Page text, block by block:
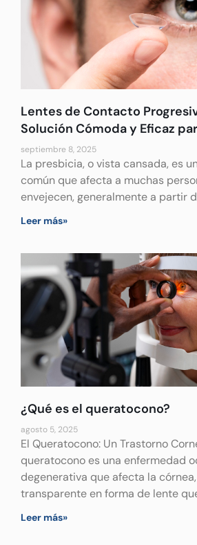
Lentes de Contacto
Solución Cómoda y Eficaz
septiembre 8, 2025
La presbicia, o vista cansada, es
común que afecta a muchas
envejecen, generalmente a partir
Leer más»
¿Qué es el queratocono?
agosto 5, 2025
El Queratocono: Un Trastorno
queratocono es una enfermedad
degenerativa que afecta la
transparente en forma de lente
Leer más»